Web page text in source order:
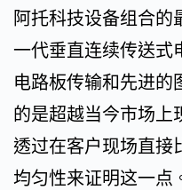
阿托科技设备组合的
一代垂直连续传送式
电路板传输和先进的
的是超越当今市场上
透过在客户现场直接
均匀性来证明这一点